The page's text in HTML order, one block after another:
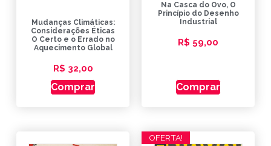
Mudanças Climáticas:
Considerações Éticas
O Certo e o Errado no
Aquecimento Global
R$ 32,00
Comprar
Na Casca do Ovo, O
Princípio do Desenho
Industrial
R$ 59,00
Comprar
OFERTA!